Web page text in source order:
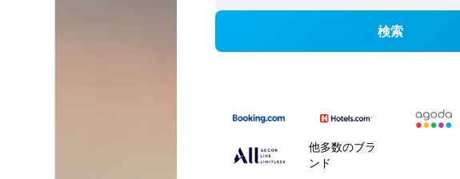
検索
他多数のブラ
ンド